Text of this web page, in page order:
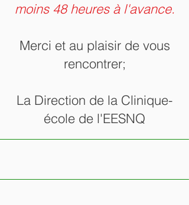
moins 48 heures à l'avance.
Merci et au plaisir de vous
rencontrer;
La Direction de la Clinique-
école de l'EESNQ